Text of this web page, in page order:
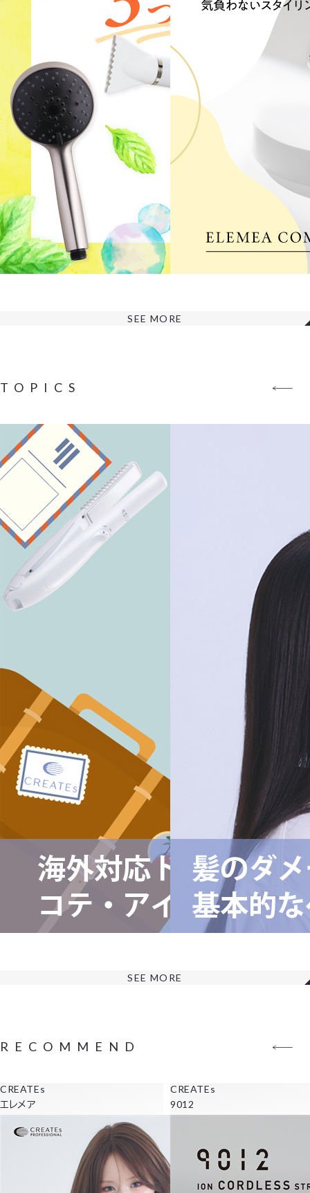
SEE MORE
TOPICS
SEE MORE
RECOMMEND
CREATEs
エレメア
CREATEs
9012